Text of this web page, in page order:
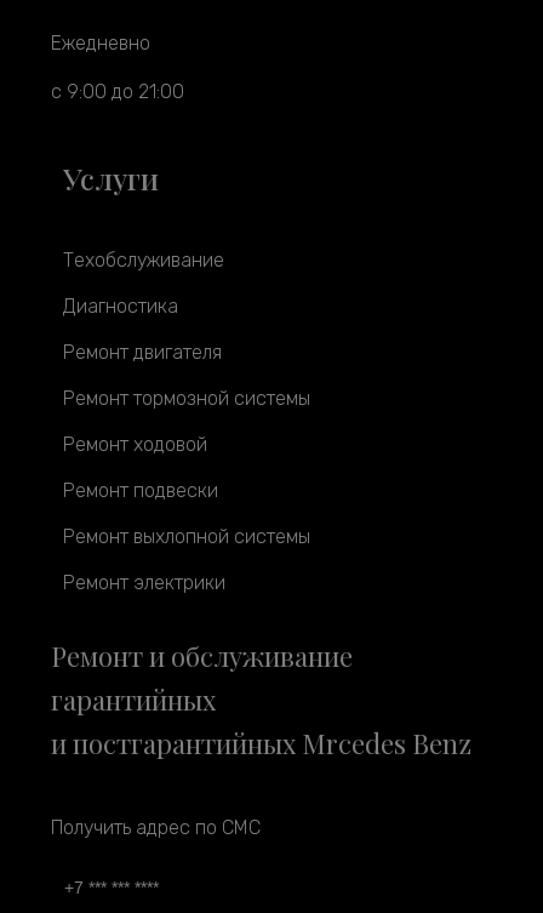
Ежедневно
с 9:00 до 21:00
Услуги
Техобслуживание
Диагностика
Ремонт двигателя
Ремонт тормозной системы
Ремонт ходовой
Ремонт подвески
Ремонт выхлопной системы
Ремонт электрики
Ремонт и обслуживание
гарантийных
и постгарантийных Mrcedes Benz
Получить адрес по СМС